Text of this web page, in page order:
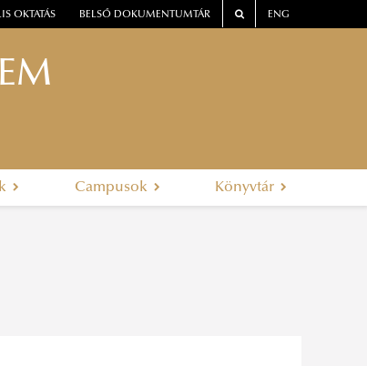
OKTATÁS BELSŐ DOKUMENTUMTÁR ENG
Campusok Könyvtár